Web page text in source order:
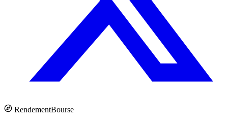
RendementBourse